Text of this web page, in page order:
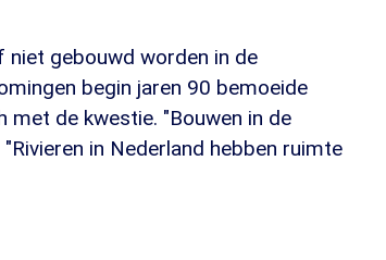
gebouwd worden in de
begin jaren 90 bemoeide
de kwestie. "Bouwen in de
in Nederland hebben ruimte